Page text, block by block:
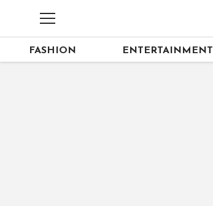
FASHION ENTERTAINMENT